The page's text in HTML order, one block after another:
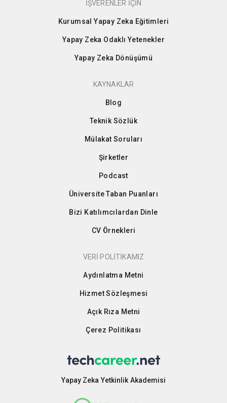
İŞVERENLER İÇİN
Kurumsal Yapay Zeka Eğitimleri
Yapay Zeka Odaklı Yetenekler
Yapay Zeka Dönüşümü
KAYNAKLAR
Blog
Teknik Sözlük
Mülakat Soruları
Şirketler
Podcast
Üniversite Taban Puanları
Bizi Katılımcılardan Dinle
CV Örnekleri
VERİ POLİTİKAMIZ
Aydınlatma Metni
Hizmet Sözleşmesi
Açık Rıza Metni
Çerez Politikası
Yapay Zeka Yetkinlik Akademisi